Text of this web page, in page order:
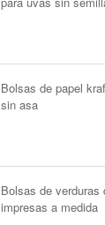
Bolsas de papel
sin asa
Bolsas de verduras
impresas a medida